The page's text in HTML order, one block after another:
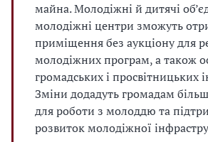
майна. Молодіжні й дитячі
молодіжні центри зможуть
приміщення без аукціону для
молодіжних програм, а також
громадських і просвітницьких
Зміни додадуть громадам
для роботи з молоддю та
розвиток молодіжної